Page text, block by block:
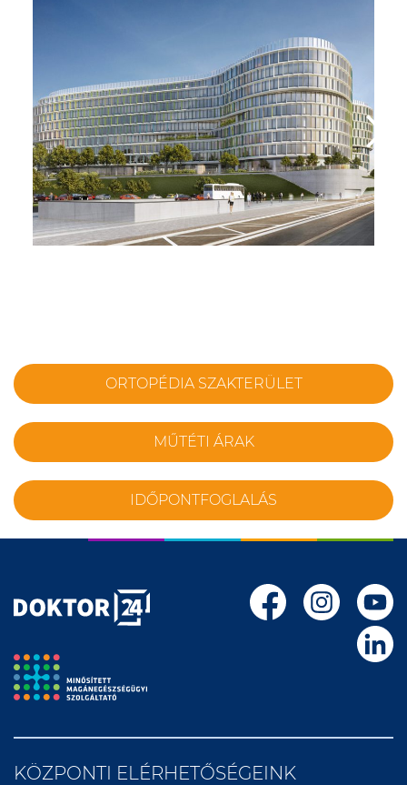
ORTOPÉDIA SZAKTERÜLET
MŰTÉTI ÁRAK
IDŐPONTFOGLALÁS
KÖZPONTI ELÉRHETŐSÉGEINK